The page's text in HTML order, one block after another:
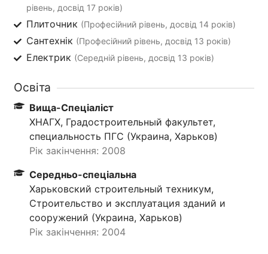
рівень, досвід 17 років)
Плиточник (Професійний рівень, досвід 14 років)
Сантехнік (Професійний рівень, досвід 13 років)
Електрик (Середній рівень, досвід 13 років)
Освіта
Вища-Спеціаліст
ХНАГХ, Градостроительный факультет,
специальность ПГС (Украина, Харьков)
Рік закінчення: 2008
Середньо-спеціальна
Харьковский строительный техникум,
Строительство и эксплуатация зданий и
сооружений (Украина, Харьков)
Рік закінчення: 2004